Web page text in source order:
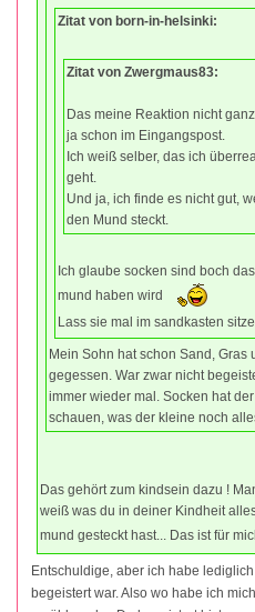
Zitat von born-in-helsinki:
Zitat von Zwergmaus83:
Das meine Reaktion nicht
ja schon im Eingangspost.
Ich weiß selber, das ich
geht.
Und ja, ich finde es nicht gut,
den Mund steckt.
Ich glaube socken sind boch
mund haben wird
Lass sie mal im sandkasten
Mein Sohn hat schon Sand, Gras
gegessen. War zwar nicht
immer wieder mal. Socken hat
schauen, was der kleine noch
Das gehört zum kindsein dazu !
weiß was du in deiner Kindheit
mund gesteckt hast... Das ist für
Entschuldige, aber ich habe
begeistert war. Also wo habe ich